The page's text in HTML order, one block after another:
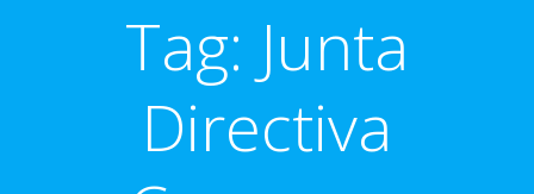
Tag: Junta
Directiva